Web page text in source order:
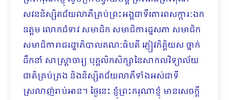
សវននិស្សិតជ័យលាភីគ្រប់ព្រះអង្គជាទីគោរពសក្ការៈឯក
ឧត្តម លោកជំទាវ សមាជិក សមាជិការដ្ឋសភា សមាជិក
សមាជិការាជរដ្ឋាភិបាលគណៈធិបតី ភ្ញៀវកិត្តិយស ថ្នាក់
ដឹកនាំ សាស្រ្តាចារ្យ បុគ្គលិកសិក្សានៃសាកលវិទ្យាល័យ
ជាតិគ្រប់គ្រង និងនិស្សិតជ័យលាភីទាំងអស់ជាទី
ស្រលាញ់រាប់អាន។ ថ្ងៃនេះ ខ្ញុំព្រះករុណាខ្ញុំ មានសេចក្ដី